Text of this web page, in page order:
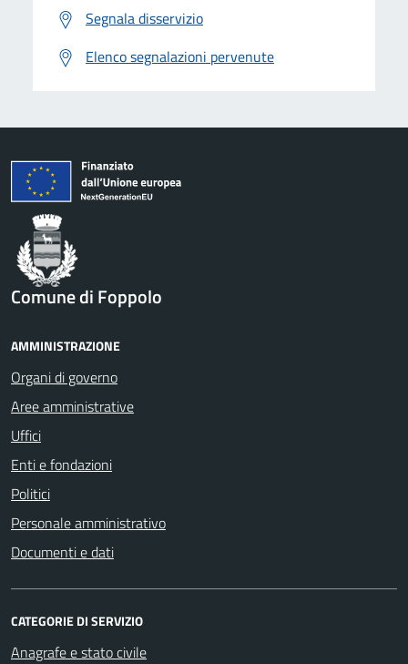
Segnala disservizio
Elenco segnalazioni pervenute
Comune di Foppolo
AMMINISTRAZIONE
Organi di governo
Aree amministrative
Uffici
Enti e fondazioni
Politici
Personale amministrativo
Documenti e dati
CATEGORIE DI SERVIZIO
Anagrafe e stato civile